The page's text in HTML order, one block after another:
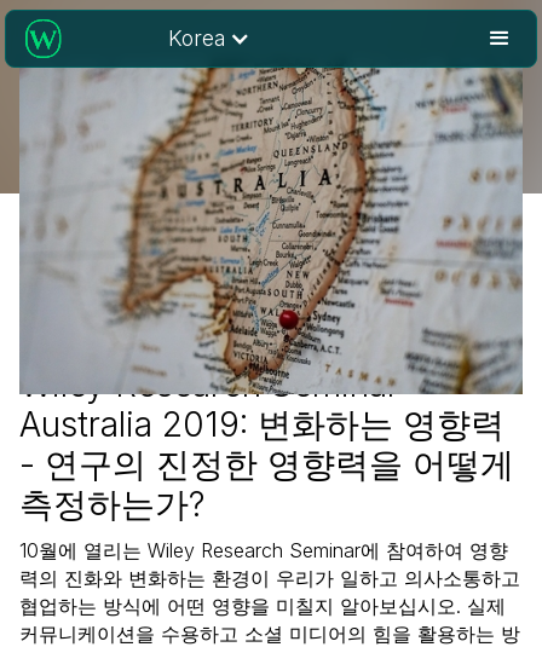
Korea
Wiley Research Seminar
Australia 2019: 변화하는 영향력
- 연구의 진정한 영향력을 어떻게
측정하는가?
10월에 열리는 Wiley Research Seminar에 참여하여 영향
력의 진화와 변화하는 환경이 우리가 일하고 의사소통하고
협업하는 방식에 어떤 영향을 미칠지 알아보십시오. 실제
커뮤니케이션을 수용하고 소셜 미디어의 힘을 활용하는 방